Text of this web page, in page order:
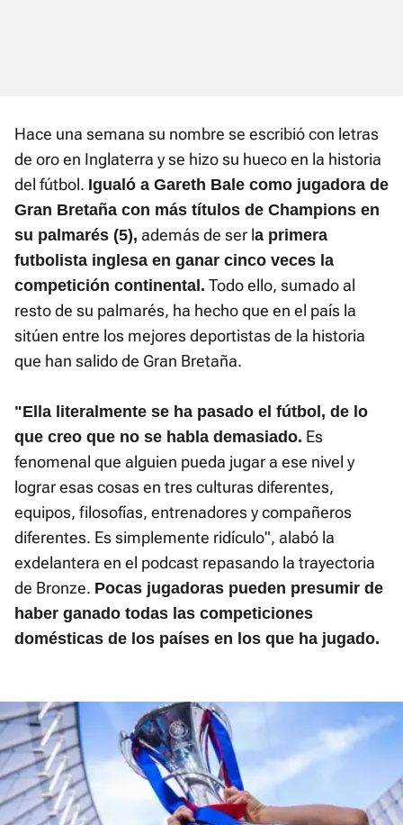
Hace una semana su nombre se escribió con letras
de oro en Inglaterra y se hizo su hueco en la historia
del fútbol. Igualó a Gareth Bale como jugadora de
Gran Bretaña con más títulos de Champions en
su palmarés (5), además de ser la primera
futbolista inglesa en ganar cinco veces la
competición continental. Todo ello, sumado al
resto de su palmarés, ha hecho que en el país la
sitúen entre los mejores deportistas de la historia
que han salido de Gran Bretaña.
"Ella literalmente se ha pasado el fútbol, de lo
que creo que no se habla demasiado. Es
fenomenal que alguien pueda jugar a ese nivel y
lograr esas cosas en tres culturas diferentes,
equipos, filosofías, entrenadores y compañeros
diferentes. Es simplemente ridículo", alabó la
exdelantera en el podcast repasando la trayectoria
de Bronze. Pocas jugadoras pueden presumir de
haber ganado todas las competiciones
domésticas de los países en los que ha jugado.